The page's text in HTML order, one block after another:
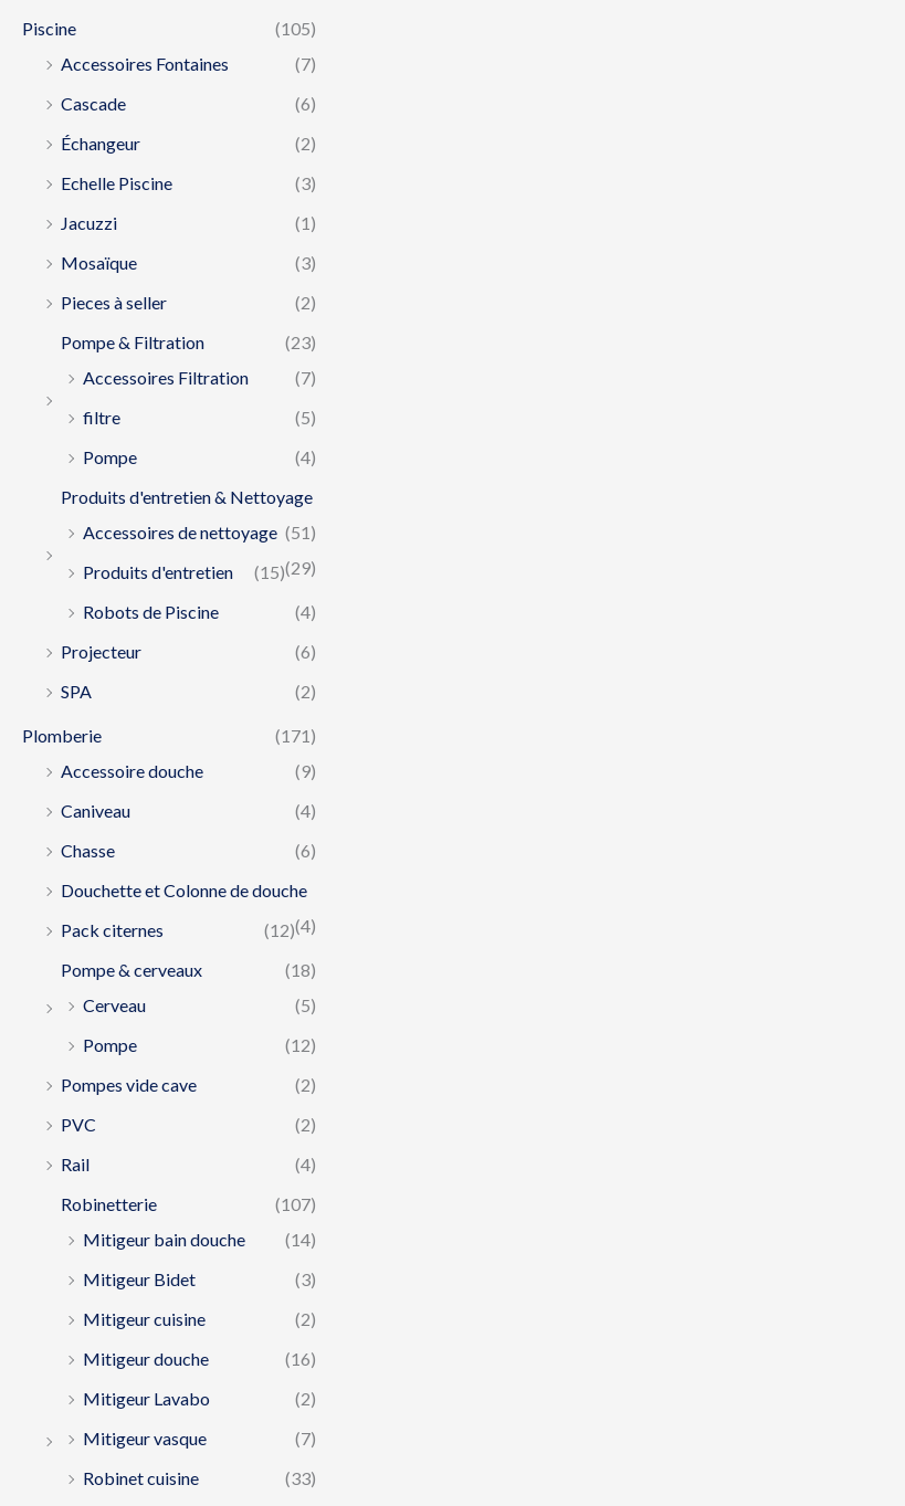
Piscine
(105)
Accessoires Fontaines
(7)
Cascade
(6)
Échangeur
(2)
Echelle Piscine
(3)
Jacuzzi
(1)
Mosaïque
(3)
Pieces à seller
(2)
Pompe & Filtration
(23)
Accessoires Filtration
(7)
filtre
(5)
Pompe
(4)
Produits d'entretien & Nettoyage
(51)
Accessoires de nettoyage
(29)
Produits d'entretien
(15)
Robots de Piscine
(4)
Projecteur
(6)
SPA
(2)
Plomberie
(171)
Accessoire douche
(9)
Caniveau
(4)
Chasse
(6)
Douchette et Colonne de douche
(4)
Pack citernes
(12)
Pompe & cerveaux
(18)
Cerveau
(5)
Pompe
(12)
Pompes vide cave
(2)
PVC
(2)
Rail
(4)
Robinetterie
(107)
Mitigeur bain douche
(14)
Mitigeur Bidet
(3)
Mitigeur cuisine
(2)
Mitigeur douche
(16)
Mitigeur Lavabo
(2)
Mitigeur vasque
(7)
Robinet cuisine
(33)